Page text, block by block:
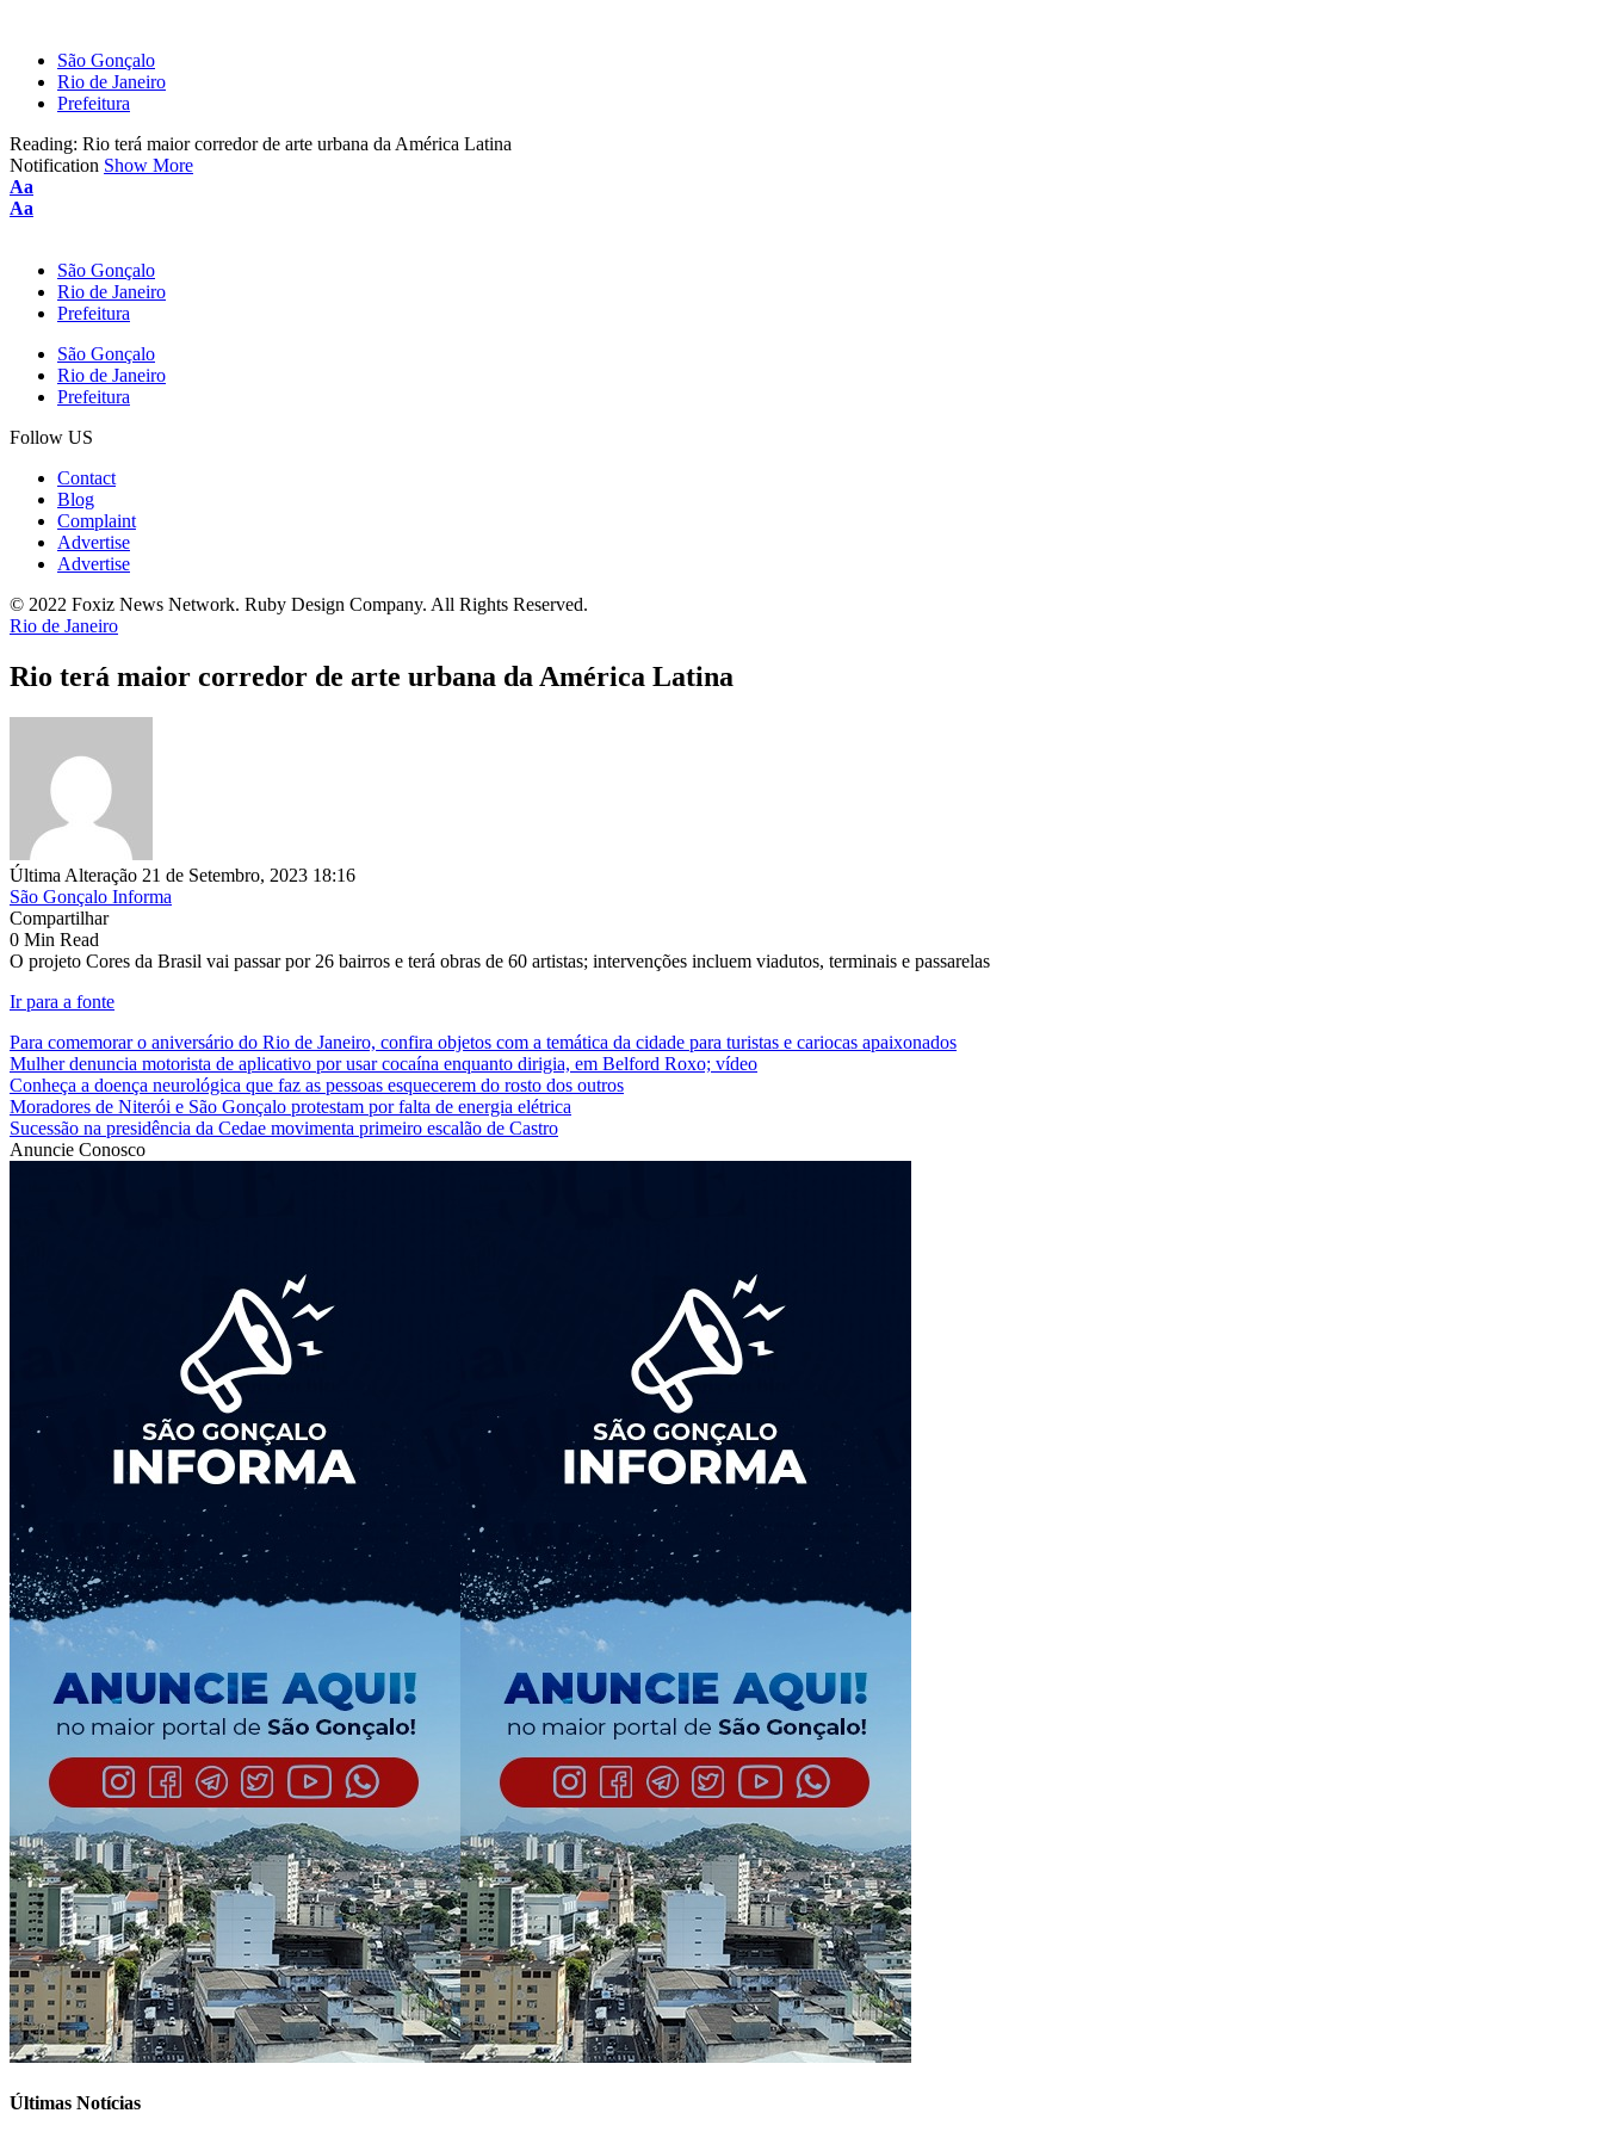
São Gonçalo
Rio de Janeiro
Prefeitura
Reading: Rio terá maior corredor de arte urbana da América Latina
Notification Show More
Font
Resizer
Aa
Font
Aa
São Gonçalo
Rio de Janeiro
Prefeitura
São Gonçalo
Rio de Janeiro
Prefeitura
Follow US
Contact
Blog
Complaint
Advertise
Advertise
© 2022 Foxiz News Network. Ruby Design Company. All Rights Reserved.
Rio de Janeiro
Rio terá maior corredor de arte urbana da América Latina
Última Alteração 21 de Setembro, 2023 18:16
São Gonçalo Informa
Compartilhar
0 Min Read
O projeto Cores da Brasil vai passar por 26 bairros e terá obras de 60 artistas; intervenções incluem viadutos, terminais e passarelas
Ir para a fonte
Para comemorar o aniversário do Rio de Janeiro, confira objetos com a temática da cidade para turistas e cariocas apaixonados
Mulher denuncia motorista de aplicativo por usar cocaína enquanto dirigia, em Belford Roxo; vídeo
Conheça a doença neurológica que faz as pessoas esquecerem do rosto dos outros
Moradores de Niterói e São Gonçalo protestam por falta de energia elétrica
Sucessão na presidência da Cedae movimenta primeiro escalão de Castro
Anuncie Conosco
Últimas Notícias